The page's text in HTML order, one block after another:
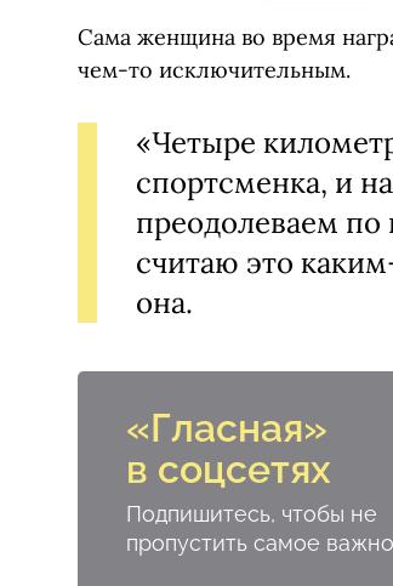
Сама женщина во время
чем-то исключительным.
«Четыре
спортсменка, и
преодолеваем по
считаю это
она.
«Гласная»
в соцсетях
Подпишитесь, чтобы не
пропустить самое